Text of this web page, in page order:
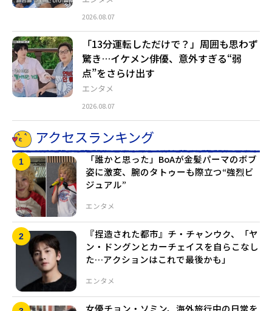
2026.08.07
エンタメ
「13分運転しただけで？」周囲も思わず
驚き…イケメン俳優、意外すぎる“弱
点”をさらけ出す
2026.08.07
アクセスランキング
エンタメ
「誰かと思った」BoAが金髪パーマのボブ
姿に激変、腕のタトゥーも際立つ“強烈ビ
ジュアル”
エンタメ
『捏造された都市』チ・チャンウク、「ヤ
ン・ドングンとカーチェイスを自らこなし
た…アクションはこれで最後かも」
女優チョン・ソミン、海外旅行中の日常を